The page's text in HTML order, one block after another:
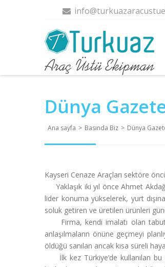
Dünya
Ana sayfa > Basında Biz > Dünya
Kayseri Cenaze Araçları sektöre
Yaklaşık iki yıl önce Ahmet
lider konuma yükselerek, yurt
soluk getiren ve üretilen ürünleri
Firma, kendi imalatı olan tabut
anlaşılmaların önüne geçmeyi
öldüğü sanılan ancak kısa süreli
İlk kez Türkiye’de kullanılan bu